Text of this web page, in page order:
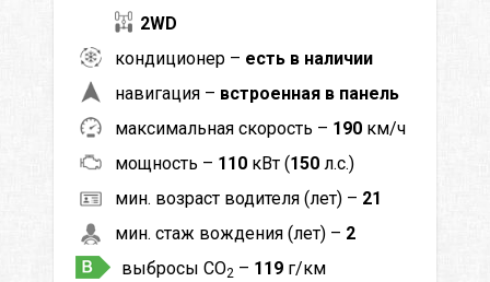
2WD
кондиционер – есть в наличии
навигация – встроенная в панель
максимальная скорость – 190 км/ч
мощность – 110 кВт (150 л.с.)
мин. возраст водителя (лет) – 21
мин. стаж вождения (лет) – 2
выбросы CO2 – 119 г/км